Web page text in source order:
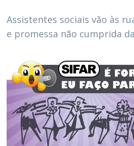
Assistentes sociais vão às
e promessa não cumprida da